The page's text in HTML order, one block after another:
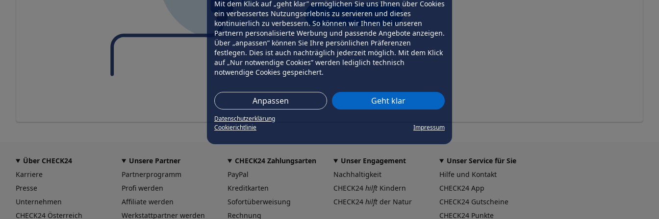
Mit dem Klick auf „geht klar” ermöglichen Sie uns Ihnen über Cookies
ein verbessertes Nutzungserlebnis zu servieren und dieses
kontinuierlich zu verbessern. So können wir Ihnen bei unseren
Partnern personalisierte Werbung und passende Angebote anzeigen.
Über „anpassen” können Sie Ihre persönlichen Präferenzen
festlegen. Dies ist auch nachträglich jederzeit möglich. Mit dem Klick
auf „Nur notwendige Cookies” werden lediglich technisch
notwendige Cookies gespeichert.
Anpassen Geht klar
Datenschutzerklärung
Cookierichtlinie
Impressum
erneut versuchen
Über CHECK24
Karriere
Presse
Unternehmen
CHECK24 Österreich
Unsere Partner
Partnerprogramm
Profi werden
Affiliate werden
Werkstattpartner werden
CHECK24 Zahlungsarten
PayPal
Kreditkarten
Sofortüberweisung
Rechnung
Unser Engagement
Nachhaltigkeit
CHECK24 hilft Kindern
CHECK24 hilft der Natur
Unser Service für Sie
Hilfe und Kontakt
CHECK24 App
CHECK24 Gutscheine
CHECK24 Punkte